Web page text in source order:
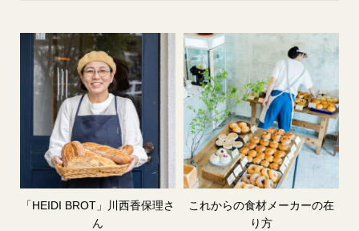
「HEIDI BROT」川西香保理さ
ん
これからの食材メーカーの在
り方